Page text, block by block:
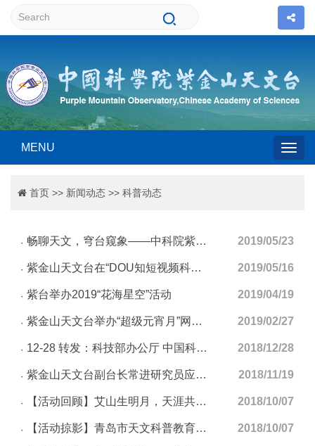
MENU
首页 >> 新闻动态 >> 科普动态
畅聊天文，穹台窥象——中科院紫金山天文台青岛观象台成功举办公众科学日活动 2019/05/23
紫金山天文台在“DOU知短视频科普知识大赛”中获佳绩 2019/05/16
紫台举办2019“花海星空”活动 2019/04/19
紫金山天文台举办“超级元宵月”网络直播活动 2019/02/27
12-28 转发：科技部办公厅 中国科学院办公厅关于举办2018年全国科普微视频大赛的通知 2018/12/28
紫金山天文台副台长常进研究员应邀为南京信息工程大学师生做报告 2018/11/19
【活动回顾】艾山生明月，天涯共此时 2018/10/07
【活动掠影】青岛市天文科普教育论坛暨科学家进校园活动圆满成功 2018/10/07